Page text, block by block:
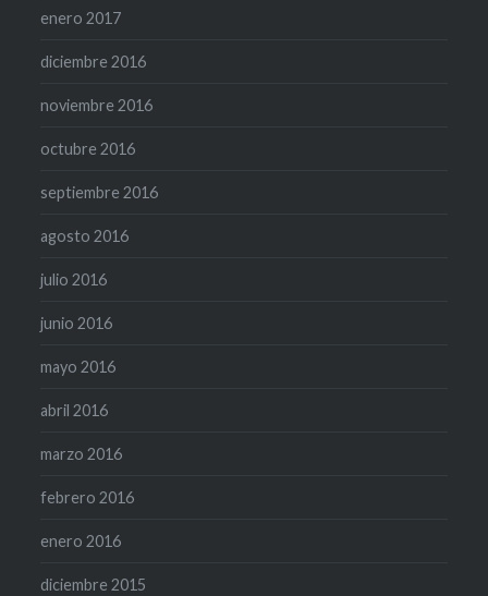
enero 2017
diciembre 2016
noviembre 2016
octubre 2016
septiembre 2016
agosto 2016
julio 2016
junio 2016
mayo 2016
abril 2016
marzo 2016
febrero 2016
enero 2016
diciembre 2015